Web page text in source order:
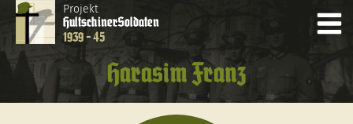
Projekt
HultschinerSoldaten
1939 - 45
Harasim Franz